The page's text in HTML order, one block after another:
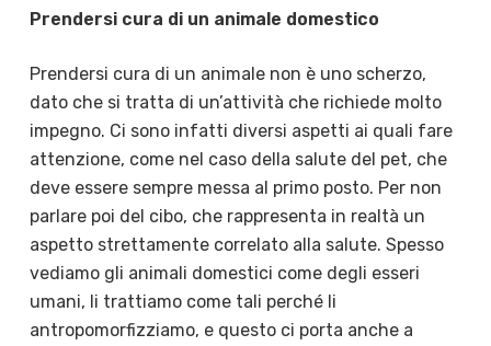
Prendersi cura di un animale domestico
Prendersi cura di un animale non è uno scherzo,
dato che si tratta di un’attività che richiede molto
impegno. Ci sono infatti diversi aspetti ai quali fare
attenzione, come nel caso della salute del pet, che
deve essere sempre messa al primo posto. Per non
parlare poi del cibo, che rappresenta in realtà un
aspetto strettamente correlato alla salute. Spesso
vediamo gli animali domestici come degli esseri
umani, li trattiamo come tali perché li
antropomorfizziamo, e questo ci porta anche a